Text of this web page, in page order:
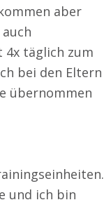
aber
4x täglich zum
bei den Eltern
übernommen
und ich bin